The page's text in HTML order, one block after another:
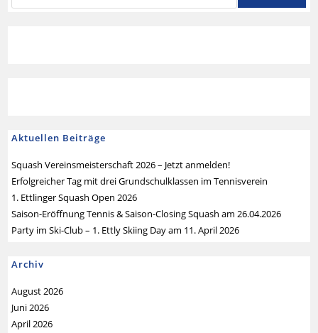
Aktuellen Beiträge
Squash Vereinsmeisterschaft 2026 – Jetzt anmelden!
Erfolgreicher Tag mit drei Grundschulklassen im Tennisverein
1. Ettlinger Squash Open 2026
Saison-Eröffnung Tennis & Saison-Closing Squash am 26.04.2026
Party im Ski-Club – 1. Ettly Skiing Day am 11. April 2026
Archiv
August 2026
Juni 2026
April 2026